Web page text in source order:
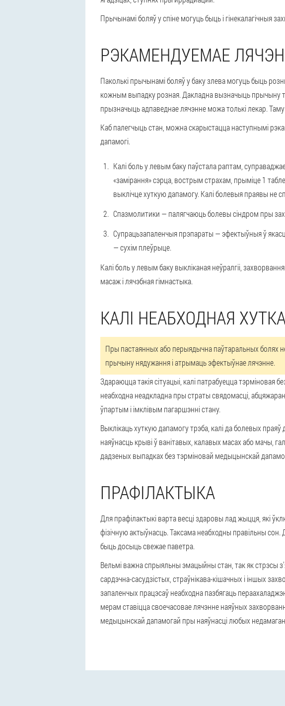
Прычынамі боляў у спіне могуць быць і гінекалагічныя
РЭКАМЕНДУЕМАЕ
Паколькі прычынамі боляў у баку злева могуць быць
кожным выпадку розная. Дакладна вызначыць прычыну
прызначыць адпаведнае лячэнне можа толькі лекар. Таму
Каб палегчыць стан, можна скарыстацца наступнымі
дапамогі.
Калі боль у левым баку паўстала раптам,
«замірання» сэрца, вострым страхам, прыміце 1
выклічце хуткую дапамогу. Калі болевыя праявы не
Спазмолитики — палягчаюць болевы сіндром пры
Супрацьзапаленчыя прэпараты — эфектыўныя ў
— сухім плеўрыце.
Калі боль у левым баку выкліканая неўралгіі,
масаж і лячэбная гімнастыка.
КАЛІ НЕАБХОДНАЯ
Пры пастаянных або перыядычна паўтаральных болях
прычыну нядужання і атрымаць эфектыўнае лячэнне.
Здараюцца такія сітуацыі, калі патрабуецца
неабходна неадкладна пры страты свядомасці,
ўпартым і імклівым пагаршэнні стану.
Выклікаць хуткую дапамогу трэба, калі да болевых
наяўнасць крыві ў ванітавых, калавых масах або мачы,
дадзеных выпадках без тэрміновай медыцынскай
ПРАФІЛАКТЫКА
Для прафілактыкі варта весці здаровы лад жыцця, які
фізічную актыўнасць. Таксама неабходны правільны
быць досыць свежае паветра.
Вельмі важна спрыяльны эмацыйны стан, так як стрэсы
сардэчна-сасудзістых, страўнікава-кішачных і іншых
запаленчых працэсаў неабходна пазбягаць
мерам ставіцца своечасовае лячэнне наяўных
медыцынскай дапамогай пры наяўнасці любых